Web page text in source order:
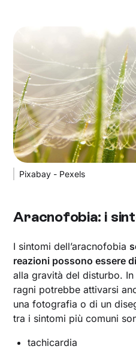
Pixabay - Pexels
Aracnofobia: i
I sintomi dell’aracnofobia
reazioni possono essere
alla gravità del disturbo.
ragni potrebbe attivarsi
una fotografia o di un
tra i sintomi più comuni
tachicardia